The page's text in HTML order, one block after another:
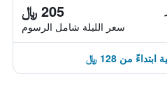
205 ﷼
سعر الليلة شامل الرسوم